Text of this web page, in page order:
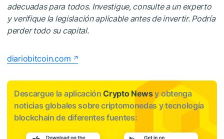
adecuadas para todos. Investigue, consulte a un experto
y verifique la legislación aplicable antes de invertir. Podría
perder todo su capital.
diariobitcoin.com
Descargue la aplicaciónCrypto Newsy obtenga
noticias globales sobre criptomonedas y tecnología
blockchain de diferentes fuentes: